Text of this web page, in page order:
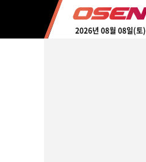
2026년 08월 08일(토)